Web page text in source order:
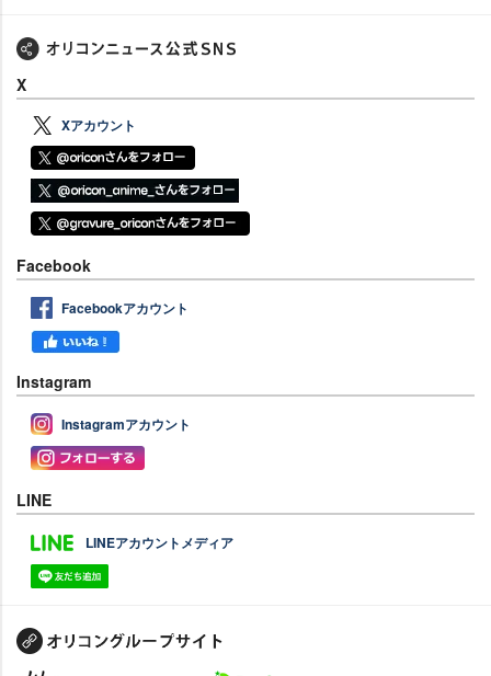
X
Xアカウント
Facebook
Facebookアカウント
Instagram
Instagramアカウント
LINE
LINEアカウントメディア